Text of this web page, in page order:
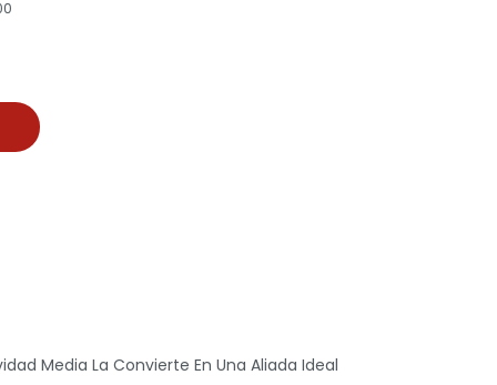
Media La Convierte En Una Aliada Ideal